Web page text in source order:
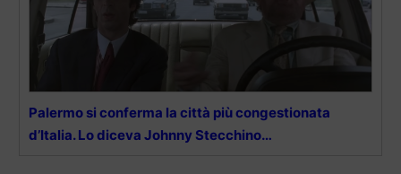
Palermo si conferma la città più congestionata
d’Italia. Lo diceva Johnny Stecchino…